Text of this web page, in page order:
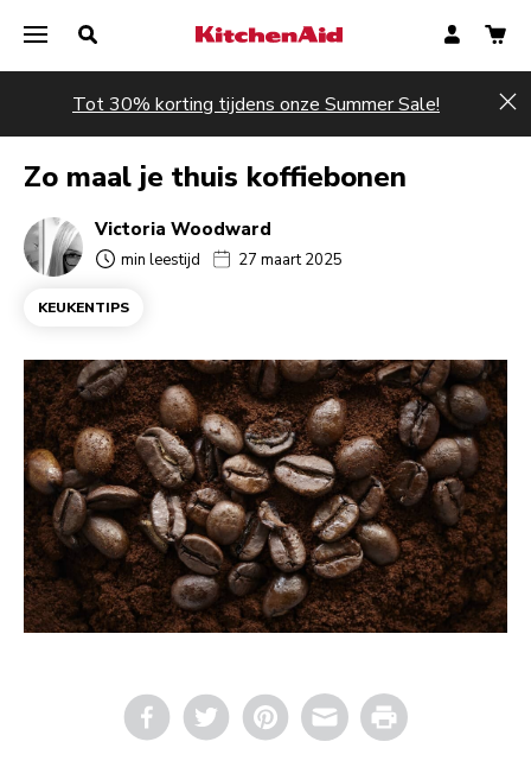
Tot 30% korting tijdens onze Summer Sale!
Zo maal je thuis koffiebonen
Victoria Woodward
min leestijd 27 maart 2025
KEUKENTIPS
Email Print